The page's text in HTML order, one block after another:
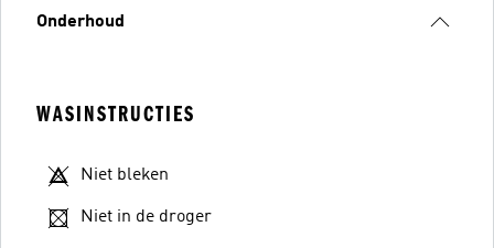
Onderhoud
WASINSTRUCTIES
Niet bleken
Niet in de droger